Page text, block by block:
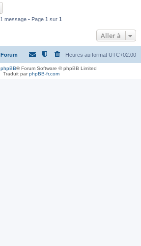
1 message • Page 1 sur 1
Aller à
Heures au format UTC+02:00
phpBB® Forum Software © phpBB Limited
Traduit parphpBB-fr.com